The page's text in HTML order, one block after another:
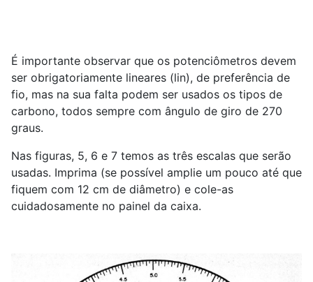
É importante observar que os potenciômetros devem
ser obrigatoriamente lineares (lin), de preferência de
fio, mas na sua falta podem ser usados os tipos de
carbono, todos sempre com ângulo de giro de 270
graus.
Nas figuras, 5, 6 e 7 temos as três escalas que serão
usadas. Imprima (se possível amplie um pouco até que
fiquem com 12 cm de diâmetro) e cole-as
cuidadosamente no painel da caixa.